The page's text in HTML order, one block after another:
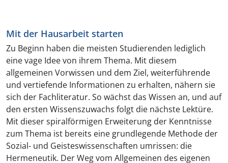
Mit der Hausarbeit starten
Zu Beginn haben die meisten Studierenden lediglich
eine vage Idee von ihrem Thema. Mit diesem
allgemeinen Vorwissen und dem Ziel, weiterführende
und vertiefende Informationen zu erhalten, nähern sie
sich der Fachliteratur. So wächst das Wissen an, und auf
den ersten Wissenszuwachs folgt die nächste Lektüre.
Mit dieser spiralförmigen Erweiterung der Kenntnisse
zum Thema ist bereits eine grundlegende Methode der
Sozial- und Geisteswissenschaften umrissen: die
Hermeneutik. Der Weg vom Allgemeinen des eigenen